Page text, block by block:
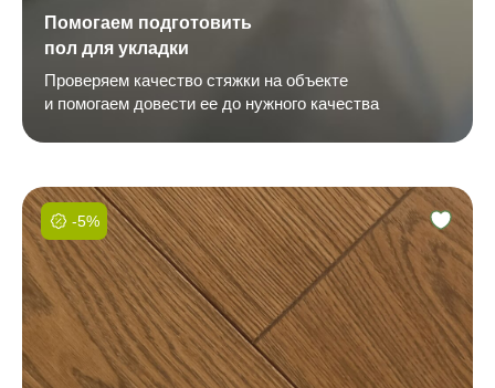
Помогаем подготовить
пол для укладки
Проверяем качество стяжки на объекте
и помогаем довести ее до нужного качества
-5%
Фаска:
Соединение:
Обработка:
Длина:
Ширина:
Толщина: